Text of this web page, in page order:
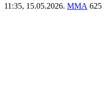
11:35, 15.05.2026. ММА 625